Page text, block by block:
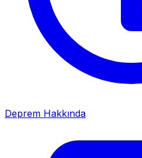
Deprem Hakkında